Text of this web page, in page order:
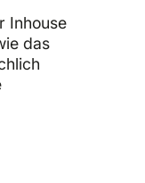
Inhouse
das